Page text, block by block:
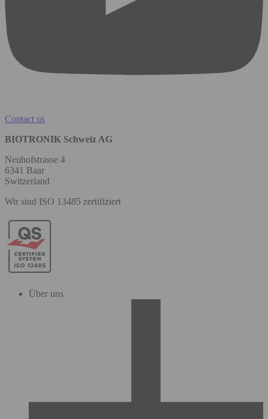
Contact us
BIOTRONIK Schweiz AG
Neuhofstrasse 4
6341 Baar
Switzerland
Wir sind ISO 13485 zertifiziert
Über uns